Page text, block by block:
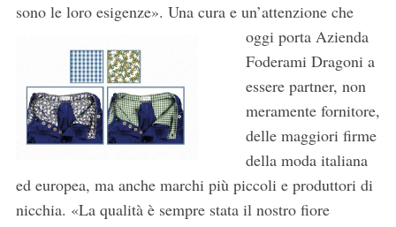
sono le loro esigenze». Una cura e un’attenzione che
oggi porta Azienda
Foderami Dragoni a
essere partner, non
meramente fornitore,
delle maggiori firme
della moda italiana
ed europea, ma anche marchi più piccoli e produttori di
nicchia. «La qualità è sempre stata il nostro fiore